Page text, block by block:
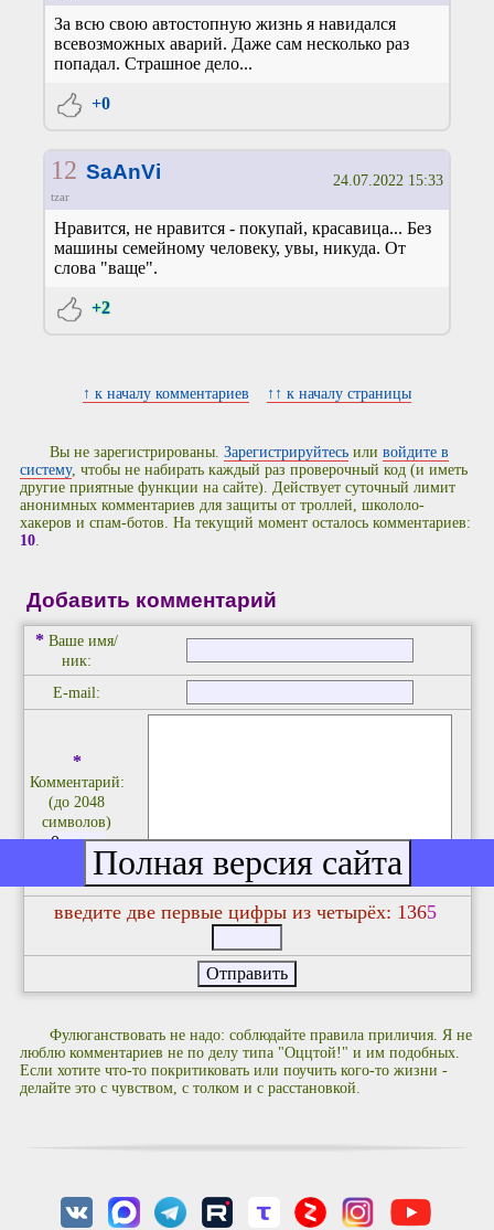
За всю свою автостопную жизнь я навидался
всевозможных аварий. Даже сам несколько раз
попадал. Страшное дело...
+0
12 SaAnVi
tzar
24.07.2022 15:33
Нравится, не нравится - покупай, красавица... Без
машины семейному человеку, увы, никуда. От
слова "ваще".
+2
↑ к началу комментариев ↑↑ к началу страницы
Вы не зарегистрированы.Зарегистрируйтесь иливойдите в
систему, чтобы не набирать каждый раз проверочный код (и иметь
другие приятные функции на сайте). Действует суточный лимит
анонимных комментариев для защиты от троллей, школоло-
хакеров и спам-ботов. На текущий момент осталось комментариев:
10.
Добавить комментарий
* Ваше имя/
ник:
E-mail:
*
Комментарий:
(до 2048
символов)
введите две первые цифры из четырёх: 1365
Фулюганствовать не надо: соблюдайте правила приличия. Я не
люблю комментариев не по делу типа "Оццтой!" и им подобных.
Если хотите что-то покритиковать или поучить кого-то жизни -
делайте это с чувством, с толком и с расстановкой.